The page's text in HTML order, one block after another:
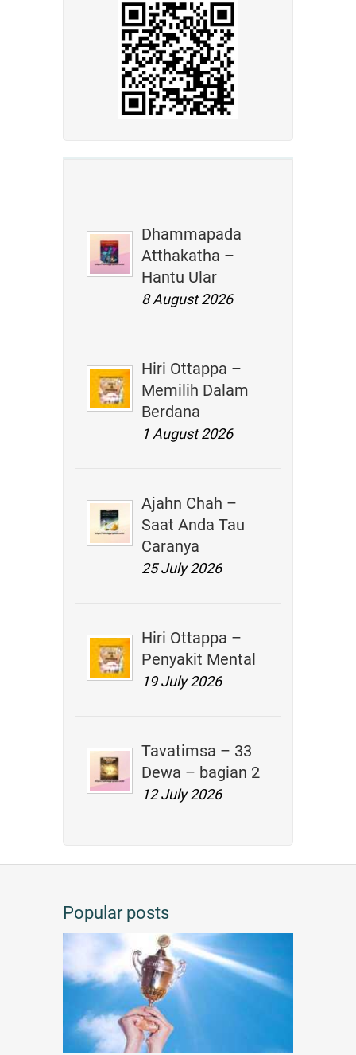
Dhammapada
Atthakatha –
Hantu Ular
8 August 2026
Hiri Ottappa –
Memilih Dalam
Berdana
1 August 2026
Ajahn Chah –
Saat Anda Tau
Caranya
25 July 2026
Hiri Ottappa –
Penyakit Mental
19 July 2026
Tavatimsa – 33
Dewa – bagian 2
12 July 2026
Popular posts